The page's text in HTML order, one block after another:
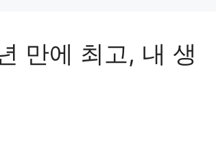
만에 최고, 내 생